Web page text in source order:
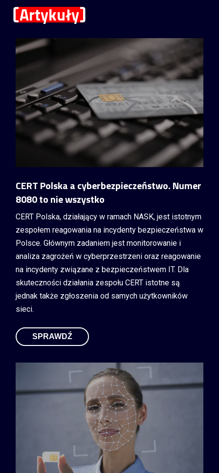
Artykuły
CERT Polska a cyberbezpieczeństwo. Numer
8080 to nie wszystko
CERT Polska, działający w ramach NASK, jest istotnym
zespołem reagowania na incydenty bezpieczeństwa w
Polsce. Głównym zadaniem jest monitorowanie i
analiza zagrożeń w cyberprzestrzeni oraz reagowanie
na incydenty związane z bezpieczeństwem IT. Dla
skuteczności działania zespołu CERT istotne są
jednak także zgłoszenia od samych użytkowników
sieci.
SPRAWDŹ